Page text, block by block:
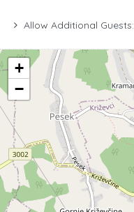
Allow Additional Guests:
+
−